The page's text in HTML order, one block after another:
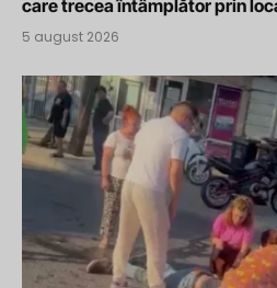
care trecea întâmplător prin
5 august 2026